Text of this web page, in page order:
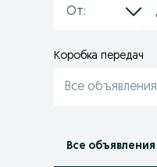
Коробка передач
Все объявления
Все объявления